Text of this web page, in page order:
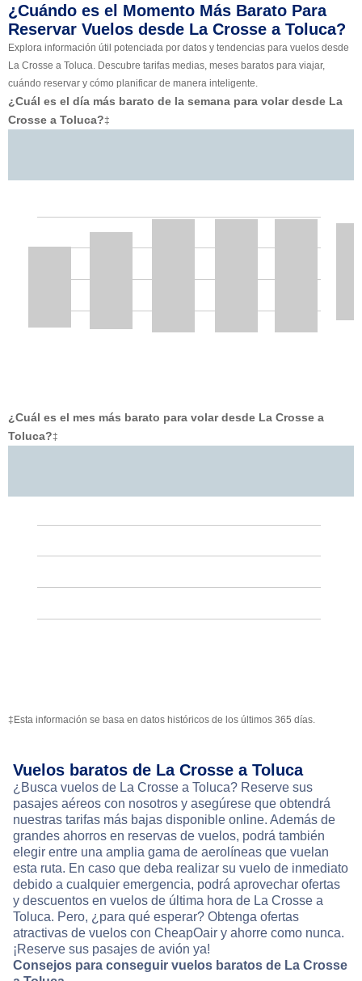
¿Cuándo es el Momento Más Barato Para
Reservar Vuelos desde La Crosse a Toluca?
Explora información útil potenciada por datos y tendencias para vuelos desde
La Crosse a Toluca. Descubre tarifas medias, meses baratos para viajar,
cuándo reservar y cómo planificar de manera inteligente.
¿Cuál es el día más barato de la semana para volar desde La
Crosse a Toluca?‡
¿Cuál es el mes más barato para volar desde La Crosse a
Toluca?‡
‡Esta información se basa en datos históricos de los últimos 365 días.
Vuelos baratos de La Crosse a Toluca
¿Busca vuelos de La Crosse a Toluca? Reserve sus
pasajes aéreos con nosotros y asegúrese que obtendrá
nuestras tarifas más bajas disponible online. Además de
grandes ahorros en reservas de vuelos, podrá también
elegir entre una amplia gama de aerolíneas que vuelan
esta ruta. En caso que deba realizar su vuelo de inmediato
debido a cualquier emergencia, podrá aprovechar ofertas
y descuentos en vuelos de última hora de La Crosse a
Toluca. Pero, ¿para qué esperar? Obtenga ofertas
atractivas de vuelos con CheapOair y ahorre como nunca.
¡Reserve sus pasajes de avión ya!
Consejos para conseguir vuelos baratos de La Crosse